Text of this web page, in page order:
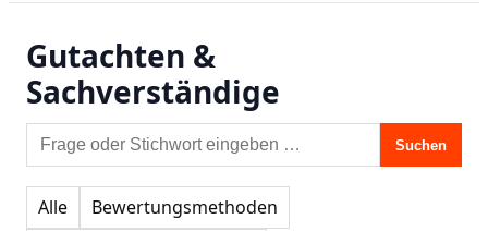
Gutachten &
Sachverständige
Suchen
Alle
Bewertungsmethoden